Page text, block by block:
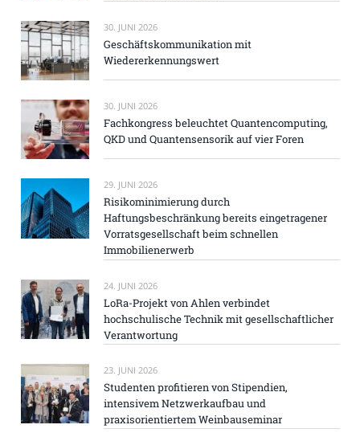
30. JUNI 2026
Geschäftskommunikation mit
Wiedererkennungswert
30. JUNI 2026
Fachkongress beleuchtet Quantencomputing,
QKD und Quantensensorik auf vier Foren
29. JUNI 2026
Risikominimierung durch
Haftungsbeschränkung bereits eingetragener
Vorratsgesellschaft beim schnellen
Immobilienerwerb
24. JUNI 2026
LoRa-Projekt von Ahlen verbindet
hochschulische Technik mit gesellschaftlicher
Verantwortung
23. JUNI 2026
Studenten profitieren von Stipendien,
intensivem Netzwerkaufbau und
praxisorientiertem Weinbauseminar